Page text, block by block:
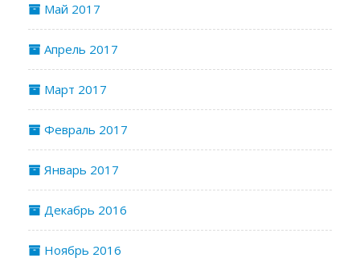
Май 2017
Апрель 2017
Март 2017
Февраль 2017
Январь 2017
Декабрь 2016
Ноябрь 2016